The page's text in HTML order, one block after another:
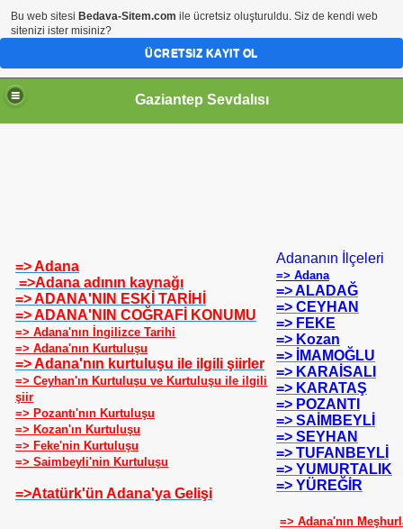
Gaziantep Sevdalısı
=> Adana
=>Adana adının kaynağı
=> ADANA'NIN ESKİ TARİHİ
=> ADANA'NIN COĞRAFİ KONUMU
=> Adana'nın İngilizce Tarihi
=> Adana'nın Kurtuluşu
=> Adana'nın kurtuluşu ile ilgili şiirler
=> Ceyhan'ın Kurtuluşu ve Kurtuluşu ile ilgili
şiir
=> Pozantı'nın Kurtuluşu
=> Kozan'ın Kurtuluşu
=> Feke'nin Kurtuluşu
=> Saimbeyli'nin Kurtuluşu
=>Atatürk'ün Adana'ya Gelişi
Adananın İlçeleri
=> Adana
=> ALADAĞ
=> CEYHAN
=> FEKE
=> Kozan
=> İMAMOĞLU
=> KARAİSALI
=> KARATAŞ
=> POZANTI
=> SAİMBEYLİ
=> SEYHAN
=> TUFANBEYLİ
=> YUMURTALIK
=> YÜREĞİR
=> Adana'nın
Bu web sitesi Bedava-Sitem.com ile ücretsiz oluşturuldu. Siz de kendi web
sitenizi ister misiniz?
ÜCRETSIZ KAYIT OL